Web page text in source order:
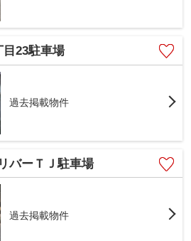
目23駐車場
過去掲載物件
バーＴＪ駐車場
過去掲載物件